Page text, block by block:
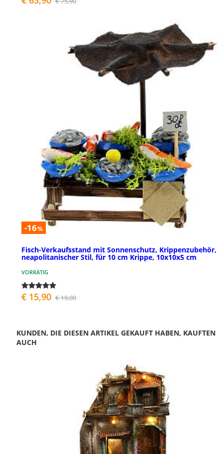
-16%
Fisch-Verkaufsstand mit Sonnenschutz, Krippenzubehör,
neapolitanischer Stil, für 10 cm Krippe, 10x10x5 cm
VORRÄTIG
€ 15,90 € 19,00
KUNDEN, DIE DIESEN ARTIKEL GEKAUFT HABEN, KAUFTEN
AUCH